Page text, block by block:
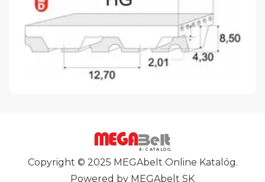
E-CATALOG
Copyright © 2025 MEGAbelt Online Katalóg.
Powered by MEGAbelt SK